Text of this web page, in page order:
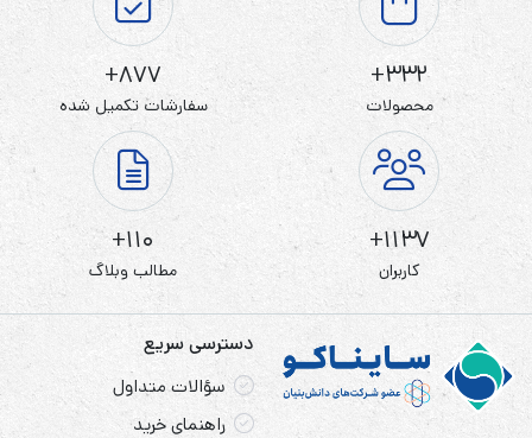
332+
محصولات
877+
سفارشات تکمیل شده
1137+
کاربران
110+
مطالب وبلاگ
دسترسی سریع
سؤالات متداول
راهنمای خرید